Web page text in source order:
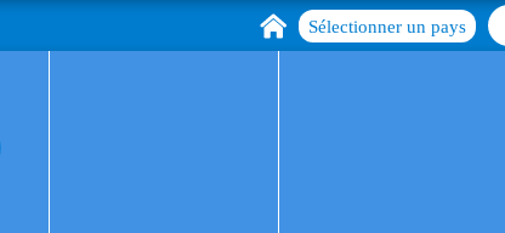
Sélectionner un pays